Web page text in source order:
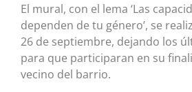
El mural, con el lema ‘Las
dependen de tu género’, se
26 de septiembre, dejando los
para que participaran en su
vecino del barrio.